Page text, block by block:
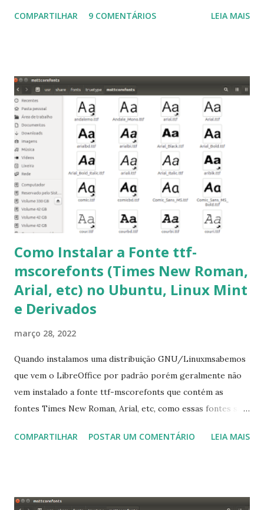
Linux Mint 17, Pinguy OS 14.04, Elementary OS 0.3, Deepin
para usuários iniciantes... 1- Atualizar a lista de pacotes: $
sudo apt-get update 2- Atualizar toda a distro: $ sudo apt-
get -f dist-upgrade ou update-manager -d -c 3- Instalar
pacotes: $ sudo apt-get install [nome do pacote] 4-
Procurar arquivos corrompidos: $ sudo apt-get check 5-
Corrigir problemas de dependências, concluir instalação de
pacotes pendentes e outros erros: $ sudo apt-get -f install
6- Se o comando sudo apt-get -f install nã...
COMPARTILHAR 9 COMENTÁRIOS LEIA MAIS
Como Instalar a Fonte ttf-
mscorefonts (Times New Roman,
Arial, etc) no Ubuntu, Linux Mint
e Derivados
março 28, 2022
Quando instalamos uma distribuição GNU/Linuxmsabemos
que vem o LibreOffice por padrão porém geralmente não
vem instalado a fonte ttf-mscorefonts que contém as
fontes Times New Roman, Arial, etc, como essas fontes são
a Associação Brasileira de Normas Técnicas (ABNT), exige
que contém essas fontes. Ao instalar o GNU/Linux abra o
COMPARTILHAR POSTAR UM COMENTÁRIO LEIA MAIS